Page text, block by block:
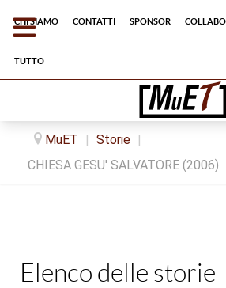
Chi siamo Contatti Sponsor
tutto
MuET | Storie |
CHIESA GESU' SALVATORE (2006)
Elenco delle storie